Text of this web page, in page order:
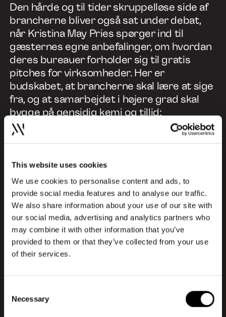
This website uses cookies
We use cookies to personalise content and ads, to
provide social media features and to analyse our traffic.
We also share information about your use of our site with
our social media, advertising and analytics partners who
may combine it with other information that you’ve
provided to them or that they’ve collected from your use
of their services.
Selection
Necessary
Den hårde og til tider skruppelløse side af
brancherne bliver også sat under debat,
når Kristina May Pries spørger ind til
gæsternes egne anbefalinger, om hvordan
deres bureauer forholder sig til gratis
pitches for virksomheder. Her er
budskabet, at brancherne skal lære at sige
fra, og at samarbejdet i højere grad skal
bygge på gensidig kemi og tillid:
”Jeg synes, jeg har mærket en stor forskel
siden, der synes jeg faktisk ikke, at man
talte om kemi-møder […] Man kunne godt
mødes og tale proces, men det her med, at
det faktisk, fra kundens side er italesat som
kemi, og at de også er fuldstændig
bevidste om, at vi skal kunne kigge
hinanden i øjnene […] og stole på hinanden”
– Kristina May Pries
Vi lever i en foranderlig verden, hvor
normer dikterer etiske og moralske valg